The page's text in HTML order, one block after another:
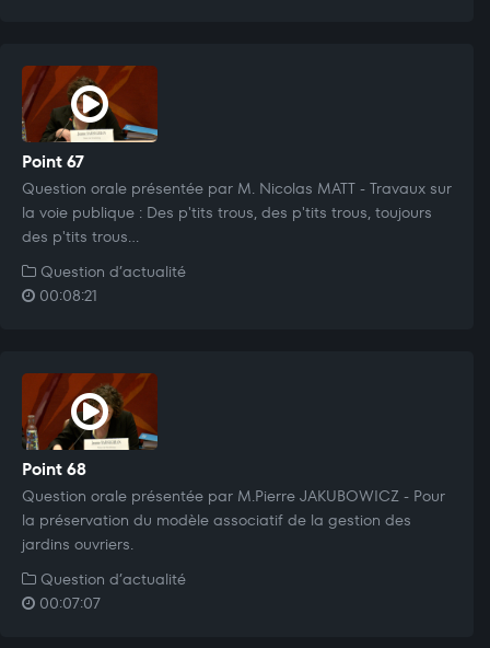
Point 67
Question orale présentée par M. Nicolas MATT - Travaux sur
la voie publique : Des p'tits trous, des p'tits trous, toujours
des p'tits trous...
Question d’actualité
00:08:21
Point 68
Question orale présentée par M.Pierre JAKUBOWICZ - Pour
la préservation du modèle associatif de la gestion des
jardins ouvriers.
Question d’actualité
00:07:07